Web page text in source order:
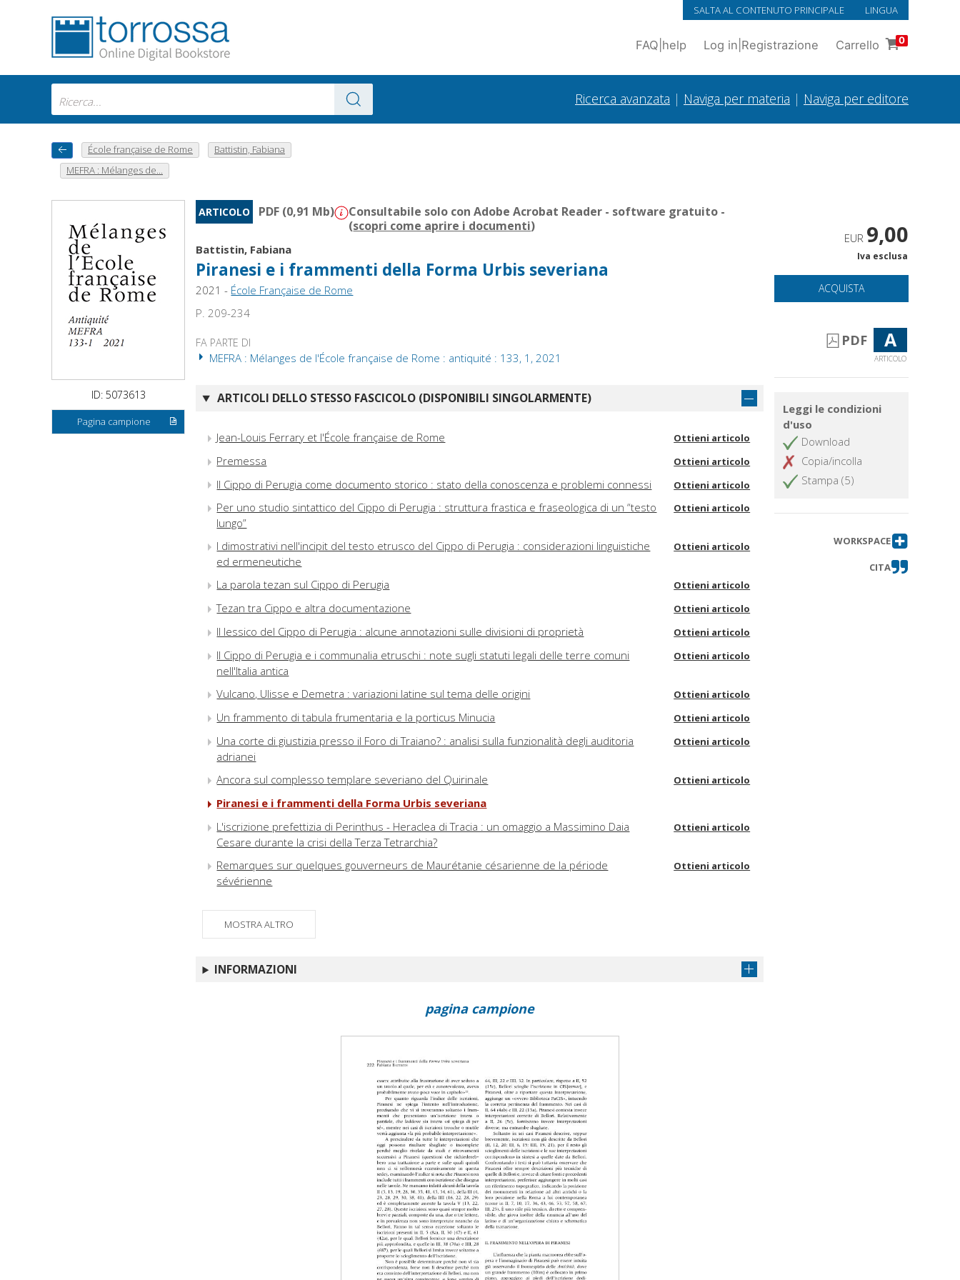
SALTA AL CONTENUTO PRINCIPALE LINGUA
FAQ help Log in Registrazione Carrello 0
Ricerca avanzata | Naviga per materia | Naviga per editore
École française de Rome
Battistin, Fabiana
MEFRA : Mélanges de...
ID: 5073613
Pagina campione
ARTICOLO PDF (0,91 Mb)
Consultabile solo con Adobe Acrobat Reader - software gratuito -
(scopri come aprire i documenti)
Battistin, Fabiana
Piranesi e i frammenti della Forma Urbis severiana
2021 - École Française de Rome
P. 209-234
FA PARTE DI
MEFRA : Mélanges de l'École française de Rome : antiquité : 133, 1, 2021
ARTICOLI DELLO STESSO FASCICOLO (DISPONIBILI SINGOLARMENTE)
Jean-Louis Ferrary et l'École française de Rome Ottieni articolo
Premessa Ottieni articolo
Il Cippo di Perugia come documento storico : stato della conoscenza e problemi connessi Ottieni articolo
Per uno studio sintattico del Cippo di Perugia : struttura frastica e fraseologica di un “testo
lungo”
Ottieni articolo
I dimostrativi nell'incipit del testo etrusco del Cippo di Perugia : considerazioni linguistiche
ed ermeneutiche
Ottieni articolo
La parola tezan sul Cippo di Perugia Ottieni articolo
Tezan tra Cippo e altra documentazione Ottieni articolo
Il lessico del Cippo di Perugia : alcune annotazioni sulle divisioni di proprietà Ottieni articolo
Il Cippo di Perugia e i communalia etruschi : note sugli statuti legali delle terre comuni
nell'Italia antica
Ottieni articolo
Vulcano, Ulisse e Demetra : variazioni latine sul tema delle origini Ottieni articolo
Un frammento di tabula frumentaria e la porticus Minucia Ottieni articolo
Una corte di giustizia presso il Foro di Traiano? : analisi sulla funzionalità degli auditoria
adrianei
Ottieni articolo
Ancora sul complesso templare severiano del Quirinale Ottieni articolo
Piranesi e i frammenti della Forma Urbis severiana
L'iscrizione prefettizia di Perinthus - Heraclea di Tracia : un omaggio a Massimino Daia
Cesare durante la crisi della Terza Tetrarchia?
Ottieni articolo
Remarques sur quelques gouverneurs de Maurétanie césarienne de la période
sévérienne
Ottieni articolo
MOSTRA ALTRO
INFORMAZIONI
EUR 9,00
Iva esclusa
ACQUISTA
PDF A
ARTICOLO
Leggi le condizioni
d'uso
Download
Copia/incolla
Stampa (5)
WORKSPACE
CITA
pagina campione